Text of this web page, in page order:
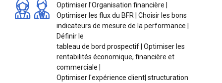
Optimiser l'Organisation financière |
Optimiser les flux du BFR | Choisir les bons
indicateurs de mesure de la performance |
Définir le
tableau de bord prospectif | Optimiser les
rentabilités économique, financière et
commerciale |
Optimiser l'expérience client| structuration